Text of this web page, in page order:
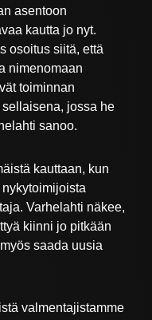
asentoon
kautta jo nyt.
osoitus siitä, että
nimenomaan
toiminnan
jossa he
sanoo.
kauttaan, kun
Varhelahti näkee,
kiinni jo pitkään
saada uusia
valmentajistamme